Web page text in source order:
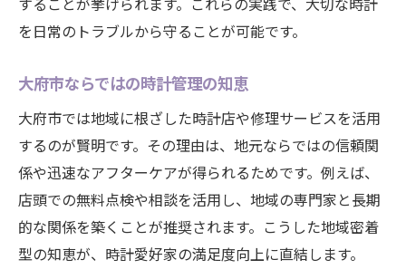
を日常のトラブルから守ることが可能です。
大府市ならではの時計管理の知恵
大府市では地域に根ざした時計店や修理サービスを活用
するのが賢明です。その理由は、地元ならではの信頼関
係や迅速なアフターケアが得られるためです。例えば、
店頭での無料点検や相談を活用し、地域の専門家と長期
的な関係を築くことが推奨されます。こうした地域密着
型の知恵が、時計愛好家の満足度向上に直結します。